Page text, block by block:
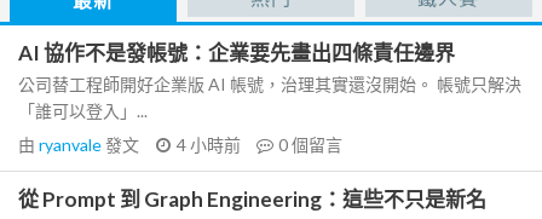
AI 協作不是發帳號：企業要先畫出四條責任邊界
公司替工程師開好企業版 AI 帳號，治理其實還沒開始。 帳號只解決
「誰可以登入」...
由 ryanvale發文 4 小時前 0個留言
從 Prompt 到 Graph Engineering：這些不只是新名